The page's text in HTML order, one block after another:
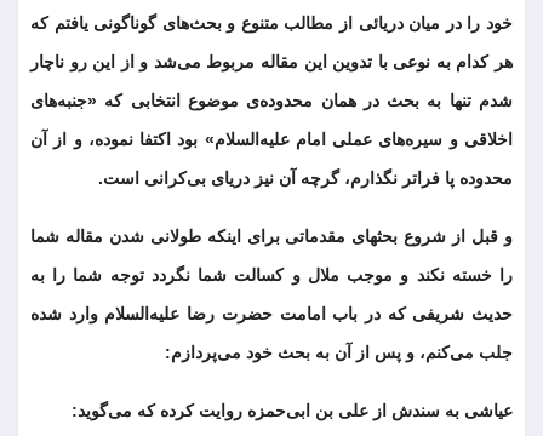
خود را در میان دریائی از مطالب متنوع و بحث‌های گوناگونی یافتم که
هر کدام به نوعی با تدوین این مقاله مربوط می‌شد و از این رو ناچار
شدم تنها به بحث در همان محدوده‌ی موضوع انتخابی که «جنبه‌های
اخلاقی و سیره‌های عملی امام علیه‌السلام» بود اکتفا نموده، و از آن
محدوده پا فراتر نگذارم، گرچه آن نیز دریای بی‌کرانی است.
و قبل از شروع بحثهای مقدماتی برای اینکه طولانی شدن مقاله شما
را خسته نکند و موجب ملال و کسالت شما نگردد توجه شما را به
حدیث شریفی که در باب امامت حضرت رضا علیه‌السلام وارد شده
جلب می‌کنم، و پس از آن به بحث خود می‌پردازم:
عیاشی به سندش از علی بن ابی‌حمزه روایت کرده که می‌گوید: